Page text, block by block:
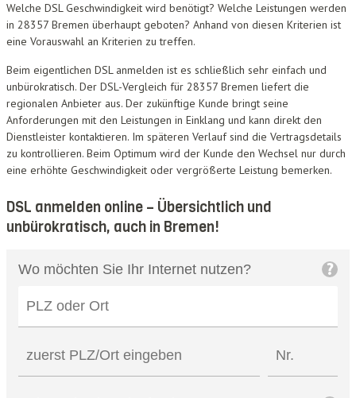
Welche DSL Geschwindigkeit wird benötigt? Welche Leistungen werden
in 28357 Bremen überhaupt geboten? Anhand von diesen Kriterien ist
eine Vorauswahl an Kriterien zu treffen.
Beim eigentlichen DSL anmelden ist es schließlich sehr einfach und
unbürokratisch. Der DSL-Vergleich für 28357 Bremen liefert die
regionalen Anbieter aus. Der zukünftige Kunde bringt seine
Anforderungen mit den Leistungen in Einklang und kann direkt den
Dienstleister kontaktieren. Im späteren Verlauf sind die Vertragsdetails
zu kontrollieren. Beim Optimum wird der Kunde den Wechsel nur durch
eine erhöhte Geschwindigkeit oder vergrößerte Leistung bemerken.
DSL anmelden online – Übersichtlich und
unbürokratisch, auch in Bremen!